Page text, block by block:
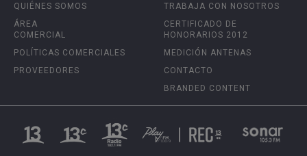
QUIÉNES SOMOS
ÁREA
COMERCIAL
POLÍTICAS COMERCIALES
PROVEEDORES
TRABAJA CON NOSOTROS
CERTIFICADO DE
HONORARIOS 2012
MEDICIÓN ANTENAS
CONTACTO
BRANDED CONTENT